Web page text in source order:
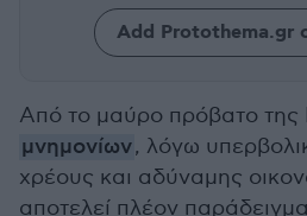
Add Protothema.gr
Από το μαύρο πρόβατο της
μνημονίων, λόγω
χρέους και αδύναμης
αποτελεί πλέον